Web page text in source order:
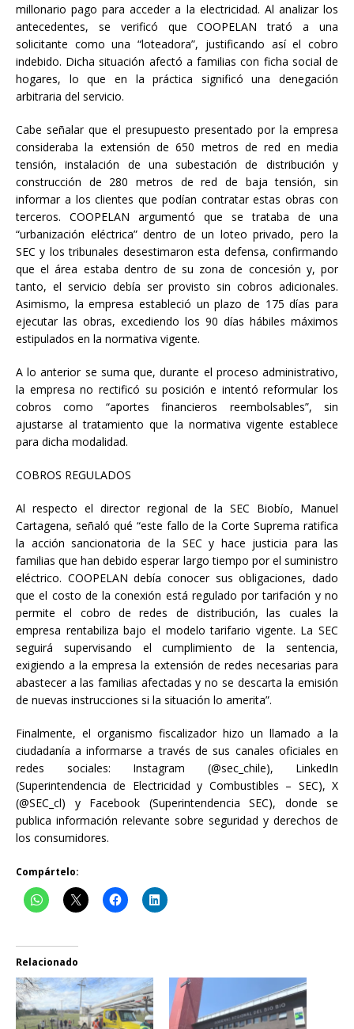
millonario pago para acceder a la electricidad. Al analizar los
antecedentes, se verificó que COOPELAN trató a una
solicitante como una “loteadora”, justificando así el cobro
indebido. Dicha situación afectó a familias con ficha social de
hogares, lo que en la práctica significó una denegación
arbitraria del servicio.
Cabe señalar que el presupuesto presentado por la empresa
consideraba la extensión de 650 metros de red en media
tensión, instalación de una subestación de distribución y
construcción de 280 metros de red de baja tensión, sin
informar a los clientes que podían contratar estas obras con
terceros. COOPELAN argumentó que se trataba de una
“urbanización eléctrica” dentro de un loteo privado, pero la
SEC y los tribunales desestimaron esta defensa, confirmando
que el área estaba dentro de su zona de concesión y, por
tanto, el servicio debía ser provisto sin cobros adicionales.
Asimismo, la empresa estableció un plazo de 175 días para
ejecutar las obras, excediendo los 90 días hábiles máximos
estipulados en la normativa vigente.
A lo anterior se suma que, durante el proceso administrativo,
la empresa no rectificó su posición e intentó reformular los
cobros como “aportes financieros reembolsables”, sin
ajustarse al tratamiento que la normativa vigente establece
para dicha modalidad.
COBROS REGULADOS
Al respecto el director regional de la SEC Biobío, Manuel
Cartagena, señaló qué “este fallo de la Corte Suprema ratifica
la acción sancionatoria de la SEC y hace justicia para las
familias que han debido esperar largo tiempo por el suministro
eléctrico. COOPELAN debía conocer sus obligaciones, dado
que el costo de la conexión está regulado por tarifación y no
permite el cobro de redes de distribución, las cuales la
empresa rentabiliza bajo el modelo tarifario vigente. La SEC
seguirá supervisando el cumplimiento de la sentencia,
exigiendo a la empresa la extensión de redes necesarias para
abastecer a las familias afectadas y no se descarta la emisión
de nuevas instrucciones si la situación lo amerita”.
Finalmente, el organismo fiscalizador hizo un llamado a la
ciudadanía a informarse a través de sus canales oficiales en
redes sociales: Instagram (@sec_chile), LinkedIn
(Superintendencia de Electricidad y Combustibles – SEC), X
(@SEC_cl) y Facebook (Superintendencia SEC), donde se
publica información relevante sobre seguridad y derechos de
los consumidores.
Compártelo:
Relacionado